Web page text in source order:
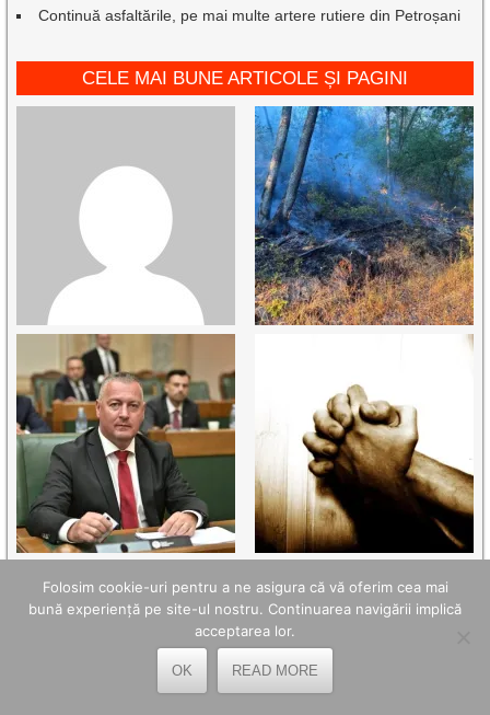
Continuă asfaltările, pe mai multe artere rutiere din Petroșani
CELE MAI BUNE ARTICOLE ȘI PAGINI
Folosim cookie-uri pentru a ne asigura că vă oferim cea mai
bună experiență pe site-ul nostru. Continuarea navigării implică
acceptarea lor.
OK READ MORE